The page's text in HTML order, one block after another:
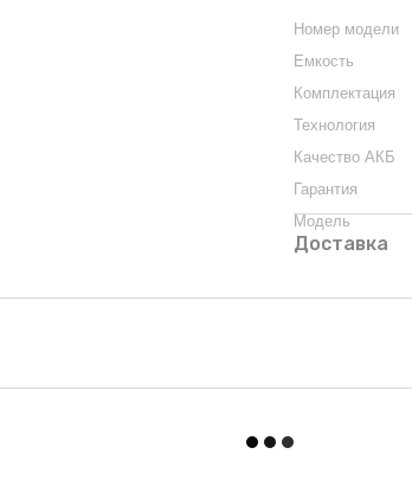
Номер модели
Емкость
Комплектация
Технология
Качество АКБ
Гарантия
Модель
Доставка